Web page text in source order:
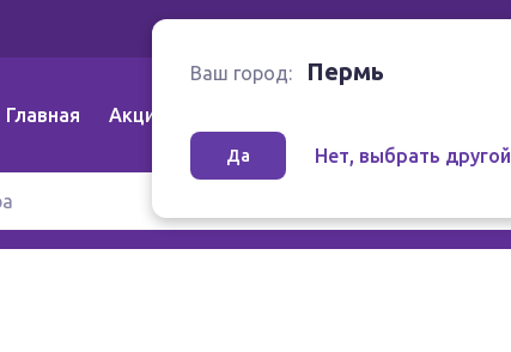
Главная Акции
Ваш город: Пермь
Да Нет, выбрать другой